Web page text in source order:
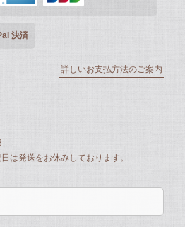
決済
詳しいお支払方法のご案内
は発送をお休みしております。